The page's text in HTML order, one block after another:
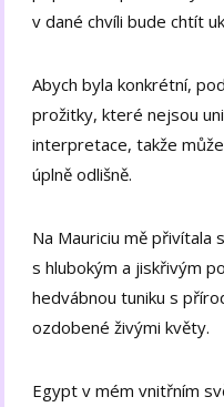
v dané chvíli bude chtít
Abych byla konkrétní,
prožitky, které nejsou
interpretace, takže
úplně odlišně.
Na Mauriciu mě přivítala
s hlubokým a jiskřivým
hedvábnou tuniku s
ozdobené živými květy.
Egypt v mém vnitřním